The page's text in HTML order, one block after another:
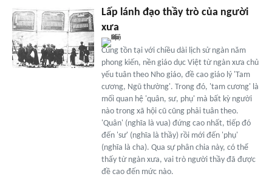
Lấp lánh đạo thầy trò của người
xưa
Cùng tồn tại với chiều dài lịch sử ngàn năm
phong kiến, nền giáo dục Việt từ ngàn xưa chủ
yếu tuân theo Nho giáo, đề cao giáo lý 'Tam
cương, Ngũ thường'. Trong đó, 'tam cương' là
mối quan hệ 'quân, sư, phụ' mà bất kỳ người
nào trong xã hội cũ cũng phải tuân theo.
'Quân' (nghĩa là vua) đứng cao nhất, tiếp đó
đến 'sư' (nghĩa là thầy) rồi mới đến 'phụ'
(nghĩa là cha). Qua sự phân chia này, có thể
thấy từ ngàn xưa, vai trò người thầy đã được
đề cao đến mức nào.